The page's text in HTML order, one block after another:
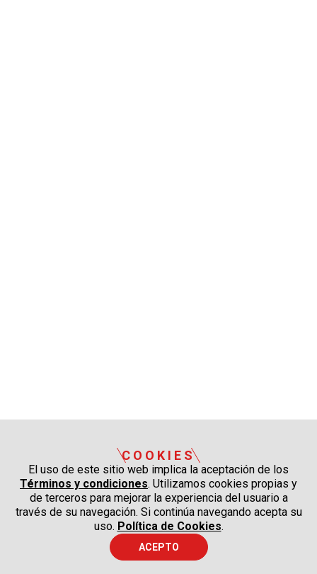
COOKIES
El uso de este sitio web implica la aceptación de los
Términos y condiciones. Utilizamos cookies propias y
de terceros para mejorar la experiencia del usuario a
través de su navegación. Si continúa navegando acepta su
uso. Política de Cookies.
ACEPTO